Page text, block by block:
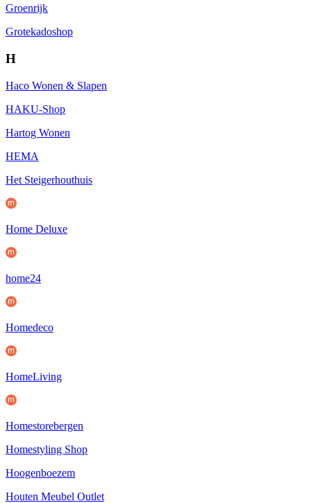
Groenrijk
Grotekadoshop
H
Haco Wonen & Slapen
HAKU-Shop
Hartog Wonen
HEMA
Het Steigerhouthuis
Home Deluxe
home24
Homedeco
HomeLiving
Homestorebergen
Homestyling Shop
Hoogenboezem
Houten Meubel Outlet